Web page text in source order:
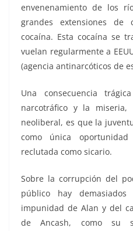
envenenamiento de los
grandes extensiones
cocaína. Esta cocaína se
vuelan regularmente a
(agencia antinarcóticos de
Una consecuencia
narcotráfico y la
neoliberal, es que la
como única
reclutada como sicario.
Sobre la corrupción del
público hay
impunidad de Alan y del
de Ancash, como su